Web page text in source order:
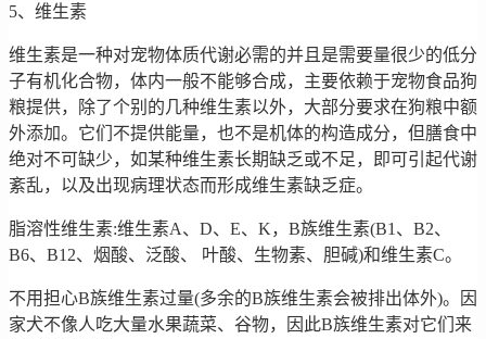
5、维生素
维生素是一种对宠物体质代谢必需的并且是需要量很少的低分
子有机化合物，体内一般不能够合成，主要依赖于宠物食品狗
粮提供，除了个别的几种维生素以外，大部分要求在狗粮中额
外添加。它们不提供能量，也不是机体的构造成分，但膳食中
绝对不可缺少，如某种维生素长期缺乏或不足，即可引起代谢
紊乱，以及出现病理状态而形成维生素缺乏症。
脂溶性维生素:维生素A、D、E、K，B族维生素(B1、B2、
B6、B12、烟酸、泛酸、 叶酸、生物素、胆碱)和维生素C。
不用担心B族维生素过量(多余的B族维生素会被排出体外)。因
家犬不像人吃大量水果蔬菜、谷物，因此B族维生素对它们来